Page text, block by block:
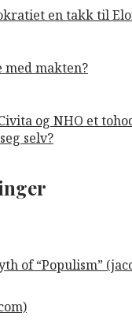
en takk til
makten?
og NHO et
selv?
of “Populism”